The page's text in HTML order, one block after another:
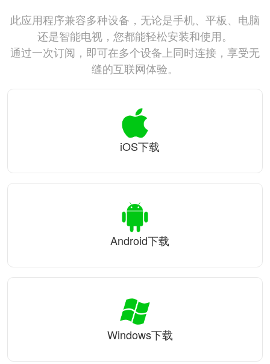
此应用程序兼容多种设备，无论是手机、平板、电脑
还是智能电视，您都能轻松安装和使用。
通过一次订阅，即可在多个设备上同时连接，享受无
缝的互联网体验。
iOS下载
Android下载
Windows下载